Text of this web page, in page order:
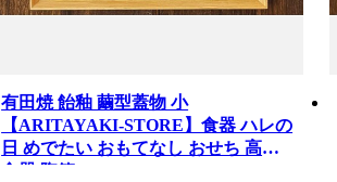
有田焼 飴釉 繭型蓋物 小
【ARITAYAKI-STORE】食器 ハレの
日 めでたい おもてなし おせち 高級
食器 陶箱 ek068